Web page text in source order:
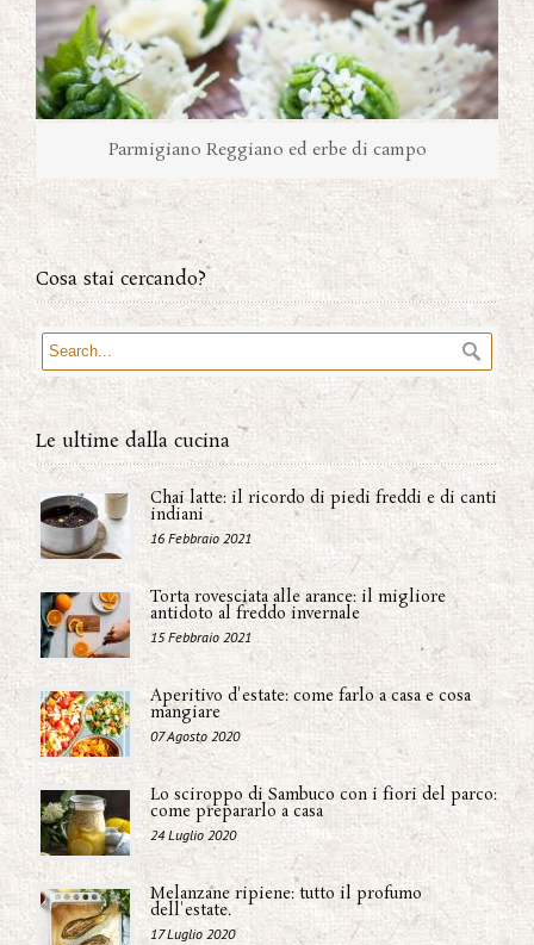
Parmigiano Reggiano ed erbe di campo
Cosa stai cercando?
Le ultime dalla cucina
Chai latte: il ricordo di piedi freddi e di canti
indiani
16 Febbraio 2021
Torta rovesciata alle arance: il migliore
antidoto al freddo invernale
15 Febbraio 2021
Aperitivo d'estate: come farlo a casa e cosa
mangiare
07 Agosto 2020
Lo sciroppo di Sambuco con i fiori del parco:
come prepararlo a casa
24 Luglio 2020
Melanzane ripiene: tutto il profumo
dell'estate.
17 Luglio 2020